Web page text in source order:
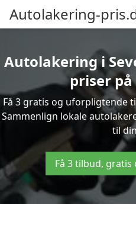
Autolakering-
Autolakering i
priser
Få 3 gratis og uforpligtende
Sammenlign lokale
til
Få 3 tilbud,